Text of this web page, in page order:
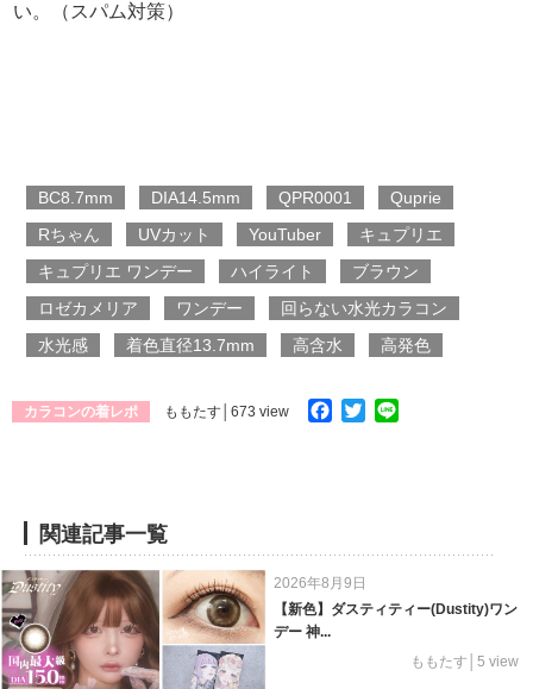
い。（スパム対策）
BC8.7mm DIA14.5mm QPR0001
Quprie
Rちゃん
UVカット YouTuber
キュプリエ
キュプリエ ワンデー
ハイライト
ブラウン
ロゼカメリア
ワンデー
回らない水光カラコン
水光感
着色直径13.7mm 高含水 高発色
カラコンの着レポ ももたす │673 view Facebook
Twitter
関連記事一覧
2026年8月9日
【新色】ダスティティー(Dustity)ワン
デー 神...
ももたす│5 view